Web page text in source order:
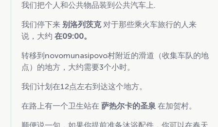
我们把个人和公共物品装到公共汽车上.
我们停下来 别洛列茨克对于那些乘火车旅行的人来
说，大约 在09:00。
转移到novomunasipovo村附近的滑道（收集车队的地
点）的地方，大约需要3个小时。
我们计划在12点左右到达这个地方。
在路上有一个卫生站在 萨热尔卡的圣泉 在加贺村。